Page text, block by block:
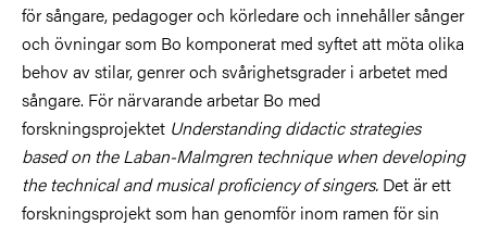
för sångare, pedagoger och körledare och innehåller sånger
och övningar som Bo komponerat med syftet att möta olika
behov av stilar, genrer och svårighetsgrader i arbetet med
sångare. För närvarande arbetar Bo med
forskningsprojektet Understanding didactic strategies
based on the Laban-Malmgren technique when developing
the technical and musical proficiency of singers. Det är ett
forskningsprojekt som han genomför inom ramen för sin